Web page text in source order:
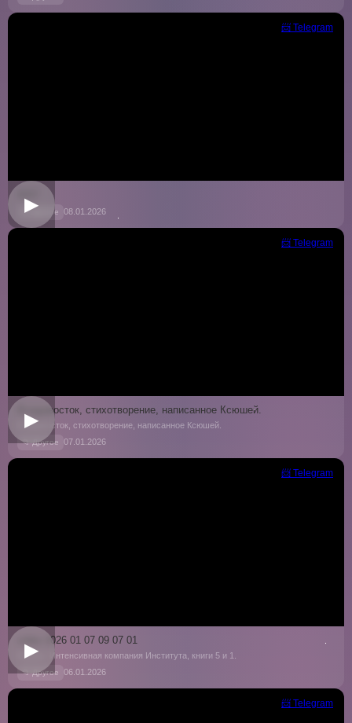
▶
📨 Telegram
📁 Другое 08.01.2026
▶
📨 Telegram
Владивосток, стихотворение, написанное Ксюшей.
Владивосток, стихотворение, написанное Ксюшей.
📁 Другое 07.01.2026
▶
📨 Telegram
video 2026 01 07 09 07 01
Казань. Интенсивная компания Института, книги 5 и 1.
📁 Другое 06.01.2026
📨 Telegram